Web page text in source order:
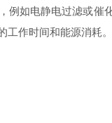
如电静电过滤或催化
作时间和能源消耗。